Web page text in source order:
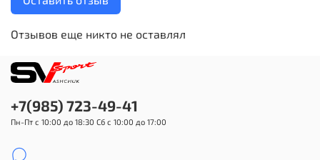
Отзывов еще никто не оставлял
+7(985) 723-49-41
Пн-Пт с 10:00 до 18:30 Сб с 10:00 до 17:00